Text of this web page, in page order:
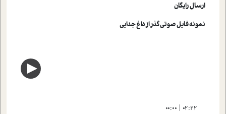
ارسال رایگان
نمونه فایل صوتی گذر از داغ جدایی
00:00
02:22